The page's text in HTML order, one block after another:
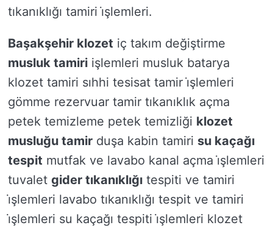
tıkanıklığı tamiri i̇şlemleri.
Başakşehir klozet iç takım değiştirme
musluk tamiri işlemleri musluk batarya
klozet tamiri sıhhi tesisat tamir i̇şlemleri
gömme rezervuar tamir tıkanıklık açma
petek temizleme petek temizliği klozet
musluğu tamir duşa kabin tamiri su kaçağı
tespit mutfak ve lavabo kanal açma i̇şlemleri
tuvalet gider tıkanıklığı tespiti ve tamiri
i̇şlemleri lavabo tıkanıklığı tespit ve tamiri
i̇şlemleri su kaçağı tespiti i̇şlemleri klozet